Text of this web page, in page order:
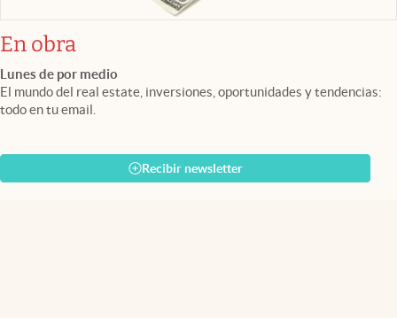
En obra
Lunes de por medio
El mundo del real estate, inversiones, oportunidades y tendencias:
todo en tu email.
Recibir newsletter